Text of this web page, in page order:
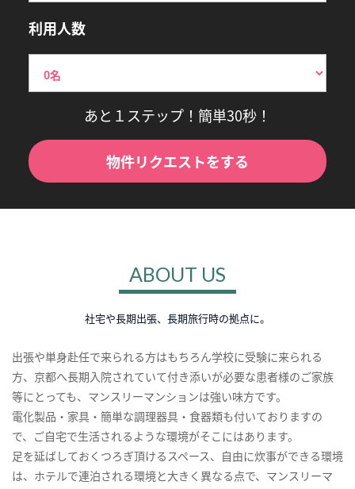
利用人数
あと１ステップ！簡単30秒！
物件リクエストをする
ABOUT US
社宅や長期出張、長期旅行時の拠点に。
出張や単身赴任で来られる方はもちろん学校に受験に来られる
方、京都へ長期入院されていて付き添いが必要な患者様のご家族
等にとっても、マンスリーマンションは強い味方です。
電化製品・家具・簡単な調理器具・食器類も付いておりますの
で、ご自宅で生活されるような環境がそこにはあります。
足を延ばしておくつろぎ頂けるスペース、自由に炊事ができる環境
は、ホテルで連泊される環境と大きく異なる点で、マンスリーマ